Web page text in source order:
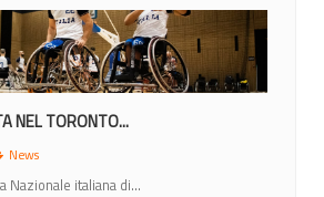
NEL TORONTO...
News
Nazionale italiana di...